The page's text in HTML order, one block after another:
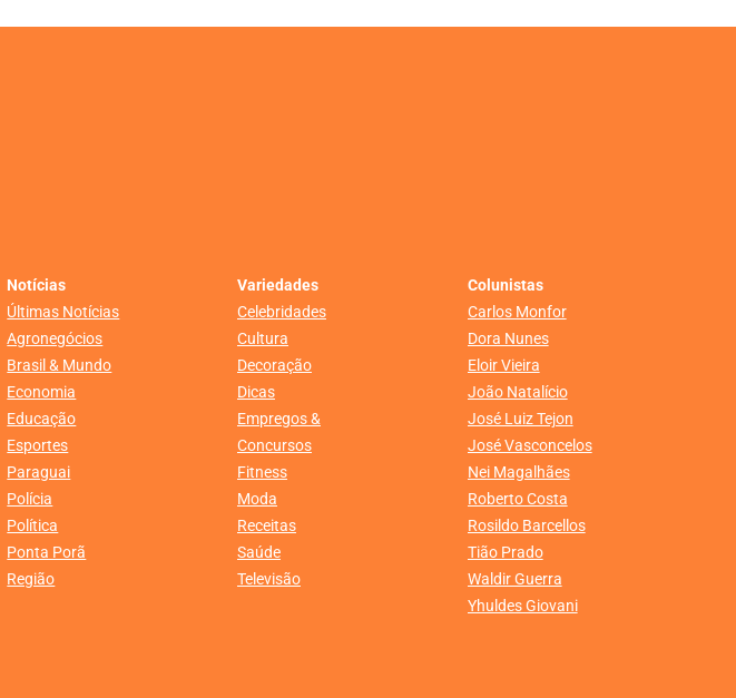
Notícias
Últimas Notícias
Agronegócios
Brasil & Mundo
Economia
Educação
Esportes
Paraguai
Polícia
Política
Ponta Porã
Região
Variedades
Celebridades
Cultura
Decoração
Dicas
Empregos &
Concursos
Fitness
Moda
Receitas
Saúde
Televisão
Colunistas
Carlos Monfor
Dora Nunes
Eloir Vieira
João Natalício
José Luiz Tejon
José Vasconcelos
Nei Magalhães
Roberto Costa
Rosildo Barcellos
Tião Prado
Waldir Guerra
Yhuldes Giovani